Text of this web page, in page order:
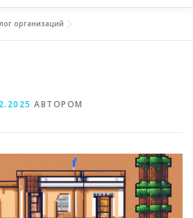
СРЕДА
СОРТА МЕТАЛЛОВ
организаций
АВТОРОМ